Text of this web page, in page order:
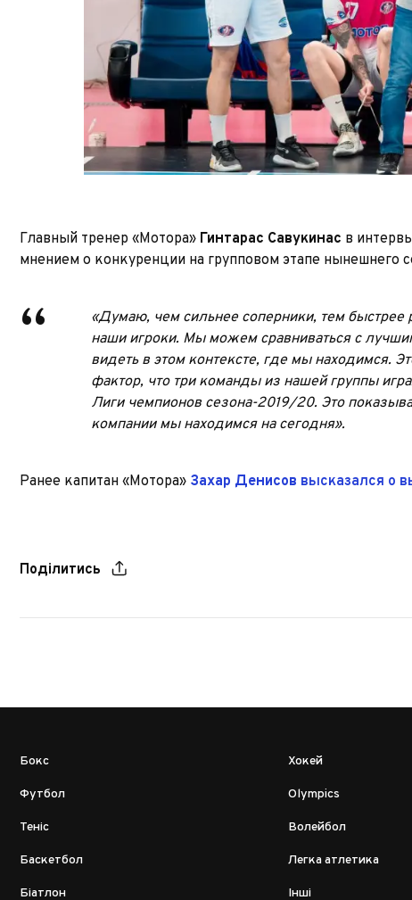
Главный тренер «Мотора» Гинтарас Савукинас в
мнением о конкуренции на групповом этапе нынешнего
«Думаю, чем сильнее соперники, тем быстрее
наши игроки. Мы можем сравниваться с
видеть в этом контексте, где мы находимся.
фактор, что три команды из нашей группы
Лиги чемпионов сезона-2019/20. Это
компании мы находимся на сегодня».
Ранее капитан «Мотора» Захар Денисов высказался о
Поділитись
Бокс
Футбол
Теніс
Баскетбол
Біатлон
Хокей
Olympics
Волейбол
Легка атлетика
Інші